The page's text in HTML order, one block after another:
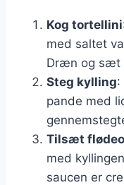
Kog tortellini
med saltet
Dræn og sæt
Steg kylling:
pande med
Tilsæt
med
saucen er